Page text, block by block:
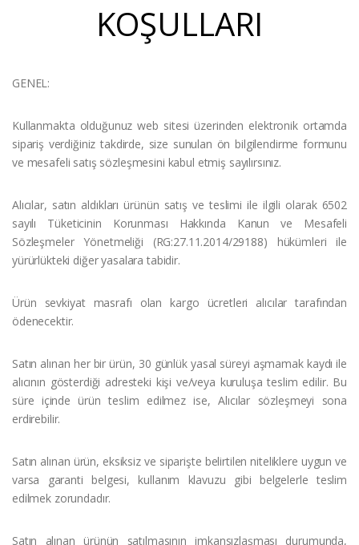
KOŞULLARI
GENEL:
Kullanmakta olduğunuz web sitesi üzerinden elektronik ortamda
sipariş verdiğiniz takdirde, size sunulan ön bilgilendirme formunu
ve mesafeli satış sözleşmesini kabul etmiş sayılırsınız.
Alıcılar, satın aldıkları ürünün satış ve teslimi ile ilgili olarak 6502
sayılı Tüketicinin Korunması Hakkında Kanun ve Mesafeli
Sözleşmeler Yönetmeliği (RG:27.11.2014/29188) hükümleri ile
yürürlükteki diğer yasalara tabidir.
Ürün sevkiyat masrafı olan kargo ücretleri alıcılar tarafından
ödenecektir.
Satın alınan her bir ürün, 30 günlük yasal süreyi aşmamak kaydı ile
alıcının gösterdiği adresteki kişi ve/veya kuruluşa teslim edilir. Bu
süre içinde ürün teslim edilmez ise, Alıcılar sözleşmeyi sona
erdirebilir.
Satın alınan ürün, eksiksiz ve siparişte belirtilen niteliklere uygun ve
varsa garanti belgesi, kullanım klavuzu gibi belgelerle teslim
edilmek zorundadır.
Satın alınan ürünün satılmasının imkansızlaşması durumunda,